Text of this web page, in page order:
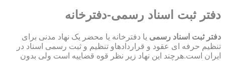
دفتر ثبت اسناد رسمی-دفترخانه
دفتر ثبت اسناد رسمی یا دفترخانه یا محضر یک نهاد مدنی برای
تنظیم حرفه ای عقود و قراردادهاو تنظیم و ثبت رسمی اسناد در
ایران است.هرچند این نهاد زیر نظر قوه قضاییه است ولی بدون